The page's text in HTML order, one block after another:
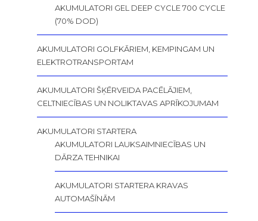
AKUMULATORI GEL DEEP CYCLE 700 CYCLE
(70% DOD)
AKUMULATORI GOLFKĀRIEM, KEMPINGAM UN
ELEKTROTRANSPORTAM
AKUMULATORI ŠĶĒRVEIDA PACĒLĀJIEM,
CELTNIECĪBAS UN NOLIKTAVAS APRĪKOJUMAM
AKUMULATORI STARTERA
AKUMULATORI LAUKSAIMNIECĪBAS UN
DĀRZA TEHNIKAI
AKUMULATORI STARTERA KRAVAS
AUTOMAŠĪNĀM